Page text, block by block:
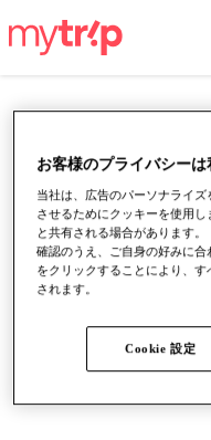
お客様のプライバシーは
当社は、広告のパーソナライ
させるためにクッキーを使用
と共有される場合があります
確認のうえ、ご自身の好みに合
をクリックすることにより、
されます。
Cookie 設定